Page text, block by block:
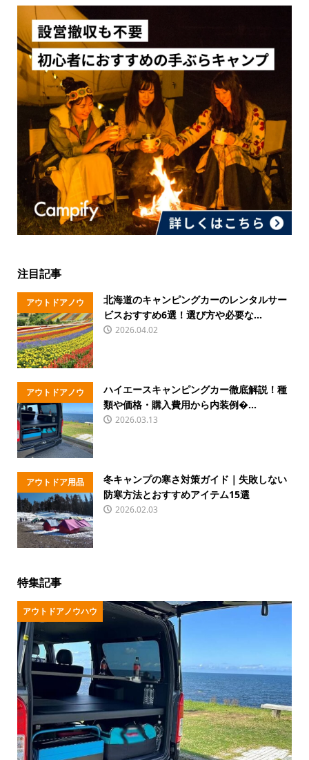
注目記事
アウトドアノウ
ハウ
北海道のキャンピングカーのレンタルサー
ビスおすすめ6選！選び方や必要な...
2026.04.02
アウトドアノウ
ハウ
ハイエースキャンピングカー徹底解説！種
類や価格・購入費用から内装例�...
2026.03.13
アウトドア用品
冬キャンプの寒さ対策ガイド｜失敗しない
防寒方法とおすすめアイテム15選
2026.02.03
特集記事
アウトドアノウハウ